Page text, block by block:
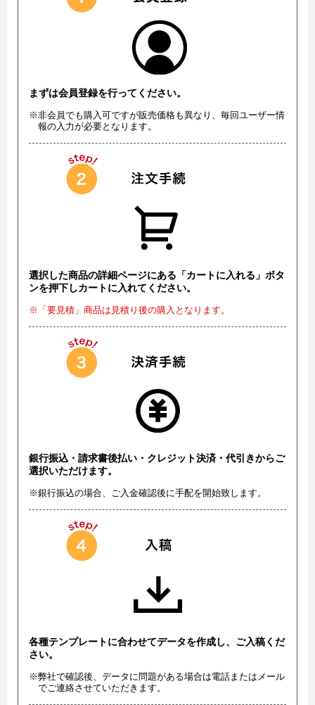
まずは会員登録を行ってください。
※非会員でも購入可ですが販売価格も異なり、毎回ユーザー情
報の入力が必要となります。
選択した商品の詳細ページにある「カートに入れる」ボタ
ンを押下しカートに入れてください。
※「要見積」商品は見積り後の購入となります。
銀行振込・請求書後払い・クレジット決済・代引きからご
選択いただけます。
※銀行振込の場合、ご入金確認後に手配を開始致します。
各種テンプレートに合わせてデータを作成し、ご入稿くだ
さい。
※弊社で確認後、データに問題がある場合は電話またはメール
でご連絡させていただきます。